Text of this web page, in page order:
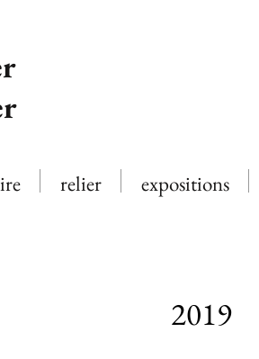
relier expositions
2019